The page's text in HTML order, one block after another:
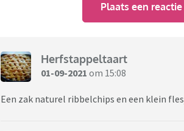
Plaats een reactie
Herfstappeltaart
01-09-2021 om 15:08
Een zak naturel ribbelchips en een klein